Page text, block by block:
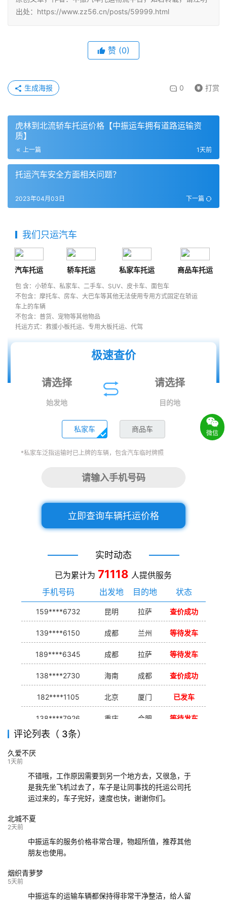
出处：https://www.zz56.cn/posts/59999.html
赞 (0)
0 打赏
生成海报
虎林到北流轿车托运价格【中振运车拥有道路运输资
质】
上一篇 1天前
托运汽车安全方面相关问题？
下一篇
2023年04月03日
我们只运汽车
汽车托运 轿车托运 私家车托运 商品车托运
包 含：小轿车、私家车、二手车、SUV、皮卡车、面包车
不包含：摩托车、房车、大巴车等其他无法使用专用方式固定在轿运
车上的车辆
不包含：普货、宠物等其他物品
托运方式：救援小板托运、专用大板托运、代驾
极速查价
始发地 目的地
私家车 商品车
*私家车泛指运输时已上牌的车辆，包含汽车临时牌照
立即查询车辆托运价格
实时动态
已为累计为 71118 人提供服务
手机号码
出发地 目的地 状态
159****6732 昆明 拉萨 查价成功
139****6150 成都 兰州 等待发车
189****6345 成都 拉萨 等待发车
138****2730 海南 成都 查价成功
182****1105 北京 厦门 已发车
138****7926 重庆 合肥 等待发车
139****9233
评论列表（ 3条）
久爱不厌
1天前
不错哦，工作原因需要到另一个地方去，又很急，于
是我先坐飞机过去了，车子是让同事找的托运公司托
运过来的，车子完好，速度也快，谢谢你们。
北城不夏
2天前
中振运车的服务价格非常合理，物超所值，推荐其他
朋友也使用。
烟织青萝梦
5天前
中振运车的运输车辆都保持得非常干净整洁，给人留
微信